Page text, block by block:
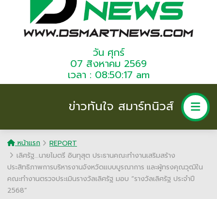
วัน ศุกร์
07 สิงหาคม 2569
เวลา : 08:50:17 am
ข่าวทันใจ สมาร์ทนิวส์
หน้าแรก
REPORT
เลิศรัฐ...นายไมตรี อินทุสุต ประธานคณะทำงานเสริมสร้าง
ประสิทธิภาพการบริหารงานจังหวัดแบบบูรณาการ และผู้ทรงคุณวุฒิใน
คณะทำงานตรวจประเมินรางวัลเลิศรัฐ มอบ “รางวัลเลิศรัฐ ประจำปี
2568”